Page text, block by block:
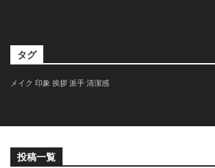
タグ
メイク 印象 挨拶 派手 清潔感
投稿一覧